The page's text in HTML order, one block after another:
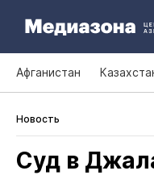
Афганистан
Новость
Суд в